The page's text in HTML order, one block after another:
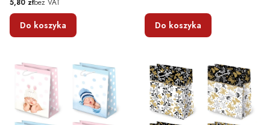
5,80 złbez VAT
Do koszyka Do koszyka